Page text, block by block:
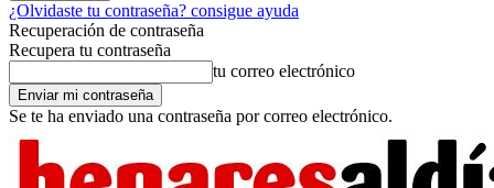
¿Olvidaste tu contraseña? consigue ayuda
Recuperación de contraseña
Recupera tu contraseña
tu correo electrónico
Se te ha enviado una contraseña por correo electrónico.